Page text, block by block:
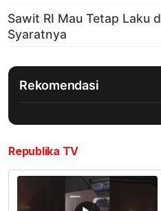
Rekomendasi
Republika TV